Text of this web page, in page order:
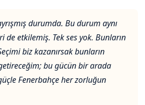
durumda. Bu durum aynı
etkilemiş. Tek ses yok. Bunların
biz kazanırsak bunların
bu gücün bir arada
Fenerbahçe her zorluğun